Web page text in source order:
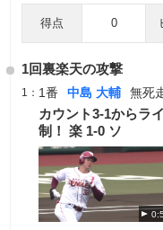
得点 0
1回裏楽天の攻撃
1： 1番 中島 大輔 無死
カウント3-1からラ
制！ 楽 1-0 ソ